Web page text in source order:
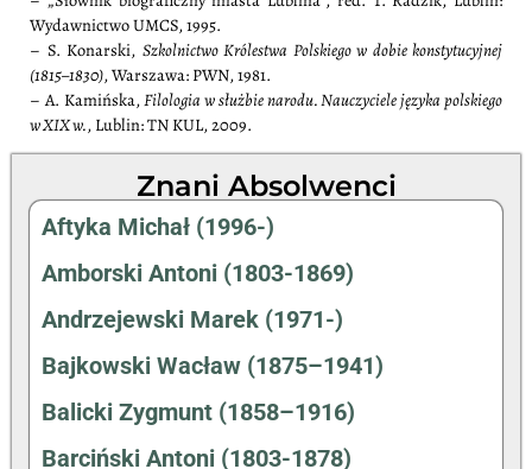
Wydawnictwo UMCS, 1995.
– S. Konarski, Szkolnictwo Królestwa Polskiego w dobie konstytucyjnej
(1815–1830), Warszawa: PWN, 1981.
– A. Kamińska,Filologia w służbie narodu. Nauczyciele języka polskiego
w XIX w., Lublin: TN KUL, 2009.
Znani Absolwenci
Aftyka Michał (1996-)
Amborski Antoni (1803-1869)
Andrzejewski Marek (1971-)
Bajkowski Wacław (1875–1941)
Balicki Zygmunt (1858–1916)
Barciński Antoni (1803-1878)